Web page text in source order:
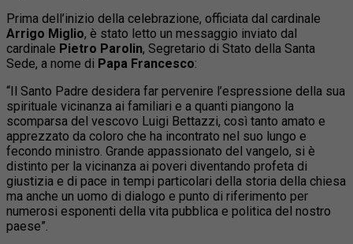
Prima dell’inizio della celebrazione, officiata dal cardinale
Arrigo Miglio, è stato letto un messaggio inviato dal
cardinale Pietro Parolin, Segretario di Stato della Santa
Sede, a nome di Papa Francesco:
“Il Santo Padre desidera far pervenire l’espressione della sua
spirituale vicinanza ai familiari e a quanti piangono la
scomparsa del vescovo Luigi Bettazzi, così tanto amato e
apprezzato da coloro che ha incontrato nel suo lungo e
fecondo ministro. Grande appassionato del vangelo, si è
distinto per la vicinanza ai poveri diventando profeta di
giustizia e di pace in tempi particolari della storia della chiesa
ma anche un uomo di dialogo e punto di riferimento per
numerosi esponenti della vita pubblica e politica del nostro
paese”.